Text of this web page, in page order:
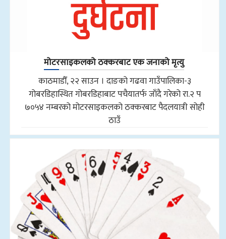
मोटरसाइकलको ठक्करबाट एक जनाको मृत्यु
काठमाडौँ, २२ साउन । दाङको गढवा गाउँपालिका-३
गोबरडिहास्थित गोबरडिहाबाट पचैयातर्फ जाँदै गरेको रा.२ प
७०५४ नम्बरको मोटरसाइकलको ठक्करबाट पैदलयात्री सोही
ठाउँ